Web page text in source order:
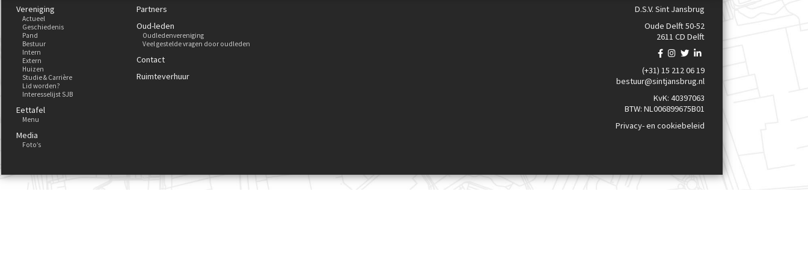
Vereniging
Actueel
Geschiedenis
Pand
Bestuur
Intern
Extern
Huizen
Studie & Carrière
Lid worden?
Interesselijst SJB
Eettafel
Menu
Media
Foto’s
Partners
Oud-leden
Oudledenvereniging
Veel gestelde vragen door oudleden
Contact
Ruimteverhuur
D.S.V. Sint Jansbrug
Oude Delft 50-52
2611 CD Delft
(+31) 15 212 06 19
bestuur@sintjansbrug.nl
KvK: 40397063
BTW: NL006899675B01
Privacy- en cookiebeleid